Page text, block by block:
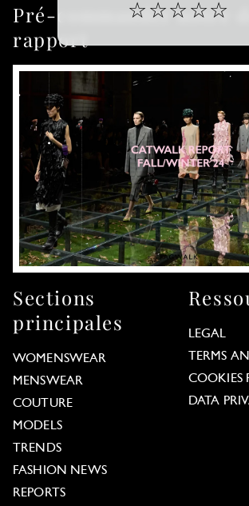
☆ ☆☆ ☆☆
Pré-commander notre
rapport
Sections
principales
WOMENSWEAR
MENSWEAR
COUTURE
MODELS
TRENDS
FASHION NEWS
REPORTS
LEGAL
TERMS
COOKIES
DATA